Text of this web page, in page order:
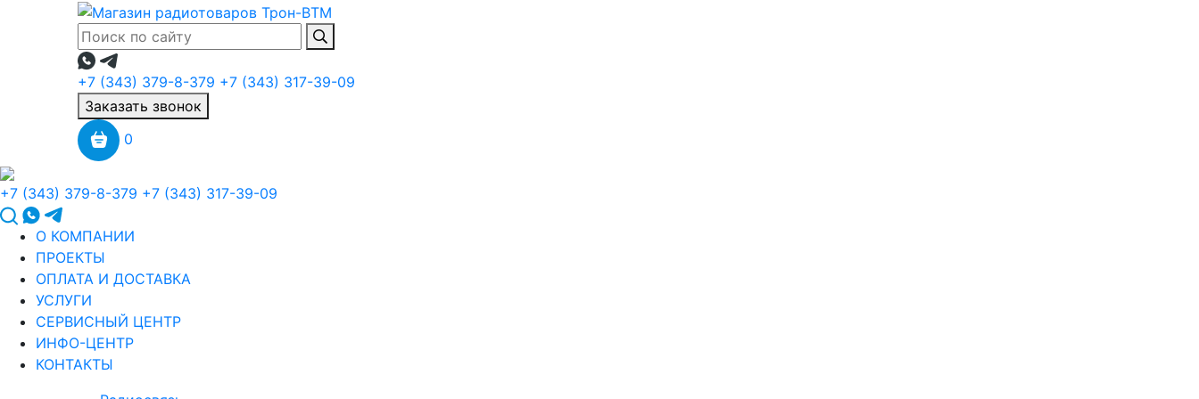
+7 (343) 379-8-379 +7 (343) 317-39-09
Заказать звонок
0
+7 (343) 379-8-379 +7 (343) 317-39-09
О КОМПАНИИ
ПРОЕКТЫ
ОПЛАТА И ДОСТАВКА
УСЛУГИ
СЕРВИСНЫЙ ЦЕНТР
ИНФО-ЦЕНТР
КОНТАКТЫ